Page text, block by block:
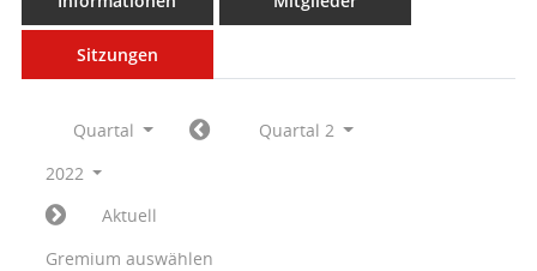
Sitzungen
Quartal
Quartal 2
2022
Aktuell
Gremium auswählen